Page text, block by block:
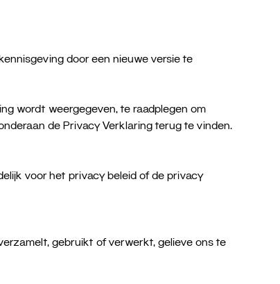
door een nieuwe versie te
wordt weergegeven, te raadplegen om
de Privacy Verklaring terug te vinden.
voor het privacy beleid of de privacy
gebruikt of verwerkt, gelieve ons te